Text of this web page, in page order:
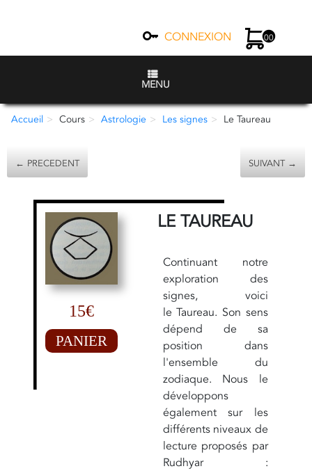
CONNEXION 00
MENU
Accueil Cours Astrologie Les signes Le Taureau
← PRECEDENT SUIVANT →
15€
PANIER
LE TAUREAU
Continuant notre
exploration des
signes, voici
le Taureau. Son sens
dépend de sa
position dans
l'ensemble du
zodiaque. Nous le
développons
également sur les
différents niveaux de
lecture proposés par
Rudhyar :